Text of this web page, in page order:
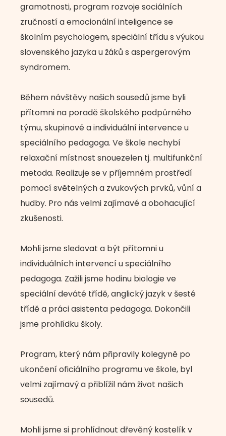
gramotnosti, program rozvoje sociálních
zručností a emocionální inteligence se
školním psychologem, speciální třídu s výukou
slovenského jazyka u žáků s aspergerovým
syndromem.
Během návštěvy našich sousedů jsme byli
přítomni na poradě školského podpůrného
týmu, skupinové a individuální intervence u
speciálního pedagoga. Ve škole nechybí
relaxační místnost snouezelen tj. multifunkční
metoda. Realizuje se v příjemném prostředí
pomocí světelných a zvukových prvků, vůní a
hudby. Pro nás velmi zajímavé a obohacující
zkušenosti.
Mohli jsme sledovat a být přítomni u
individuálních intervencí u speciálního
pedagoga. Zažili jsme hodinu biologie ve
speciální deváté třídě, anglický jazyk v šesté
třídě a práci asistenta pedagoga. Dokončili
jsme prohlídku školy.
Program, který nám připravily kolegyně po
ukončení oficiálního programu ve škole, byl
velmi zajímavý a přiblížil nám život našich
sousedů.
Mohli jsme si prohlídnout dřevěný kostelík v